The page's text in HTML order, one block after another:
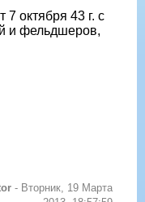
октября 43 г. с
и фельдшеров,
- Вторник, 19 Марта